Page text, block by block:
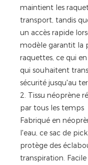
maintient les
transport, tandis
un accès rapide
modèle garantit la
raquettes, ce qui
qui souhaitent
sécurité jusqu'au
2. Tissu néoprène
par tous les temps
Fabriqué en
l'eau, ce sac de
protège des
transpiration.